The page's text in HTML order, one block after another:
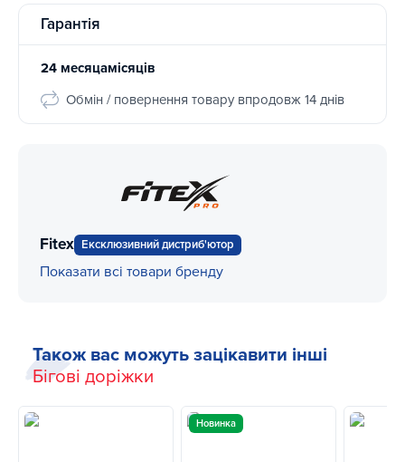
Гарантія
24 месяцамісяців
Обмін / повернення товару впродовж 14 днів
Fitex Ексклюзивний дистриб'ютор
Показати всі товари бренду
Також вас можуть зацікавити інші
Бігові доріжки
Новинка